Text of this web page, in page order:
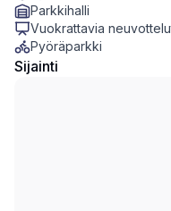
Parkkihalli
Vuokrattavia
Pyöräparkki
Sijainti